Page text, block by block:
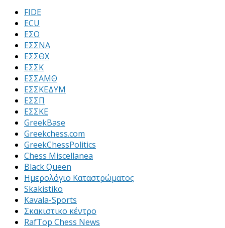
FIDE
ECU
ΕΣΟ
ΕΣΣΝΑ
ΕΣΣΘΧ
ΕΣΣΚ
ΕΣΣΑΜΘ
ΕΣΣΚΕΔΥΜ
ΕΣΣΠ
ΕΣΣΚΕ
GreekBase
Greekchess.com
GreekChessPolitics
Chess Miscellanea
Black Queen
Ημερολόγιο Καταστρώματος
Skakistiko
Kavala-Sports
Σκακιστικο κέντρο
RafTop Chess News